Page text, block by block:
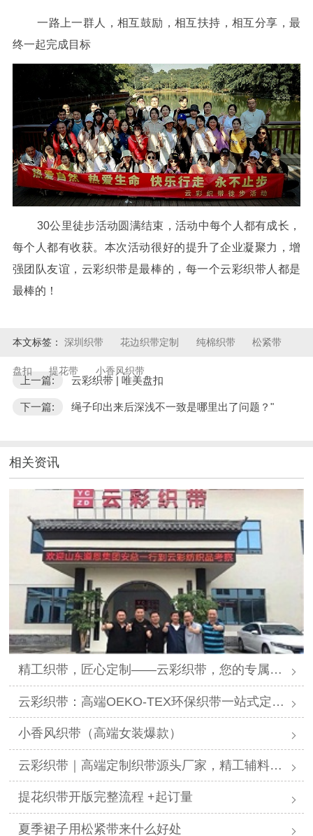
一路上一群人，相互鼓励，相互扶持，相互分享，最
终一起完成目标
30公里徒步活动圆满结束，活动中每个人都有成长，
每个人都有收获。本次活动很好的提升了企业凝聚力，增
强团队友谊，云彩织带是最棒的，每一个云彩织带人都是
最棒的！
本文标签： 深圳织带 花边织带定制 纯棉织带 松紧带
盘扣 提花带 小香风织带
上一篇: 云彩织带 | 唯美盘扣
下一篇: 绳子印出来后深浅不一致是哪里出了问题？"
相关资讯
精工织带，匠心定制——云彩织带，您的专属提花织带解决方案专家
云彩织带：高端OEKO-TEX环保织带一站式定制供应商
小香风织带（高端女装爆款）
云彩织带｜高端定制织带源头厂家，精工辅料赋能全行业美学设计
提花织带开版完整流程 +起订量
夏季裙子用松紧带来什么好处